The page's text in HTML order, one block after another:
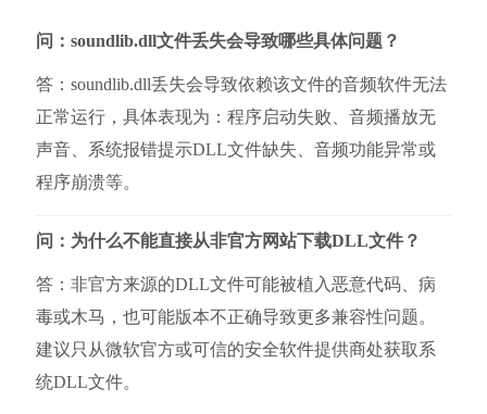
问：soundlib.dll文件丢失会导致哪些具体问题？
答：soundlib.dll丢失会导致依赖该文件的音频软件无法
正常运行，具体表现为：程序启动失败、音频播放无
声音、系统报错提示DLL文件缺失、音频功能异常或
程序崩溃等。
问：为什么不能直接从非官方网站下载DLL文件？
答：非官方来源的DLL文件可能被植入恶意代码、病
毒或木马，也可能版本不正确导致更多兼容性问题。
建议只从微软官方或可信的安全软件提供商处获取系
统DLL文件。